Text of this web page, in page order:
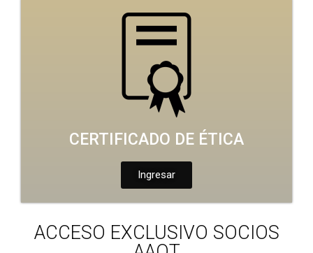
CERTIFICADO DE ÉTICA
Ingresar
ACCESO EXCLUSIVO SOCIOS